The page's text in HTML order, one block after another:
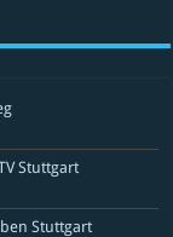
Stuttgart
Stuttgart